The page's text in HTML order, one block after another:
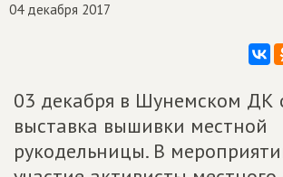
04 декабря 2017
03 декабря в Шунемском ДК
выставка вышивки местной
рукодельницы. В